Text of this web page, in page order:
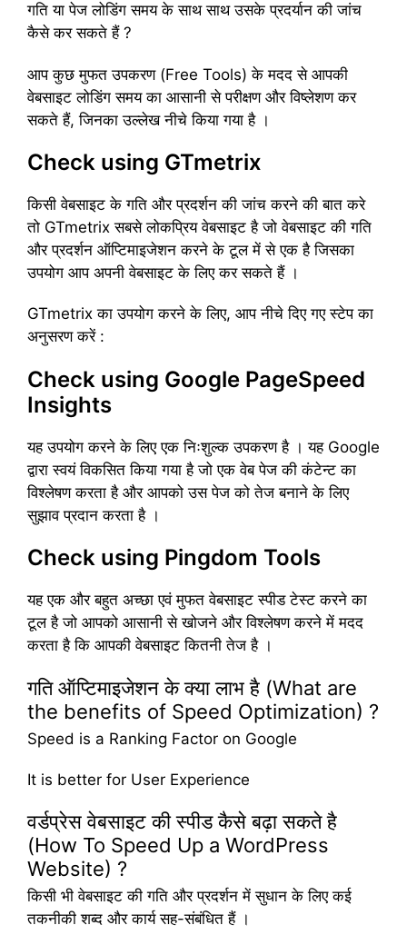
गति या पेज लोडिंग समय के साथ साथ उसके प्रदर्यान की जांच
कैसे कर सकते हैं ?
आप कुछ मुफत उपकरण (Free Tools) के मदद से आपकी
वेबसाइट लोडिंग समय का आसानी से परीक्षण और विष्लेशण कर
सकते हैं, जिनका उल्लेख नीचे किया गया है ।
Check using GTmetrix
किसी वेबसाइट के गति और प्रदर्शन की जांच करने की बात करे
तो GTmetrix सबसे लोकप्रिय वेबसाइट है जो वेबसाइट की गति
और प्रदर्शन ऑप्टिमाइजेशन करने के टूल में से एक है जिसका
उपयोग आप अपनी वेबसाइट के लिए कर सकते हैं ।
GTmetrix का उपयोग करने के लिए, आप नीचे दिए गए स्टेप का
अनुसरण करें :
Check using Google PageSpeed
Insights
यह उपयोग करने के लिए एक निःशुल्क उपकरण है । यह Google
द्वारा स्वयं विकसित किया गया है जो एक वेब पेज की कंटेन्ट का
विश्लेषण करता है और आपको उस पेज को तेज बनाने के लिए
सुझाव प्रदान करता है ।
Check using Pingdom Tools
यह एक और बहुत अच्छा एवं मुफत वेबसाइट स्पीड टेस्ट करने का
टूल है जो आपको आसानी से खोजने और विश्लेषण करने में मदद
करता है कि आपकी वेबसाइट कितनी तेज है ।
गति ऑप्टिमाइजेशन के क्या लाभ है (What are
the benefits of Speed Optimization) ?
Speed is a Ranking Factor on Google
It is better for User Experience
वर्डप्रेस वेबसाइट की स्पीड कैसे बढ़ा सकते है
(How To Speed Up a WordPress
Website) ?
किसी भी वेबसाइट की गति और प्रदर्शन में सुधान के लिए कई
तकनीकी शब्द और कार्य सह-संबंधित हैं ।